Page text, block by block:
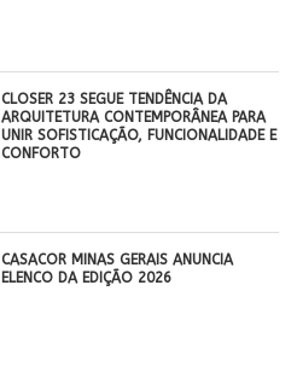
CLOSER 23 SEGUE TENDÊNCIA DA
ARQUITETURA CONTEMPORÂNEA PARA
UNIR SOFISTICAÇÃO, FUNCIONALIDADE E
CONFORTO
CASACOR MINAS GERAIS ANUNCIA
ELENCO DA EDIÇÃO 2026